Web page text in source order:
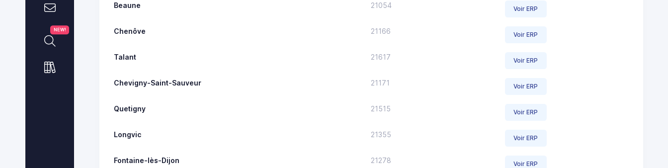
NEW!
Beaune 21054 Voir ERP
Chenôve 21166 Voir ERP
Talant 21617 Voir ERP
Chevigny-Saint-Sauveur 21171 Voir ERP
Quetigny 21515 Voir ERP
Longvic 21355 Voir ERP
Fontaine-lès-Dijon 21278 Voir ERP